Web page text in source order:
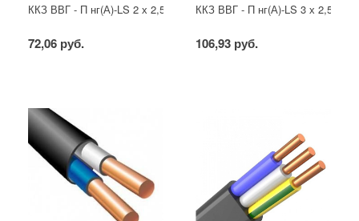
ККЗ ВВГ - П нг(А)-LS 2 х 2,5 ГОСТ
72,06 руб.
ККЗ ВВГ - П нг(А)-LS 3 х 2,5
106,93 руб.